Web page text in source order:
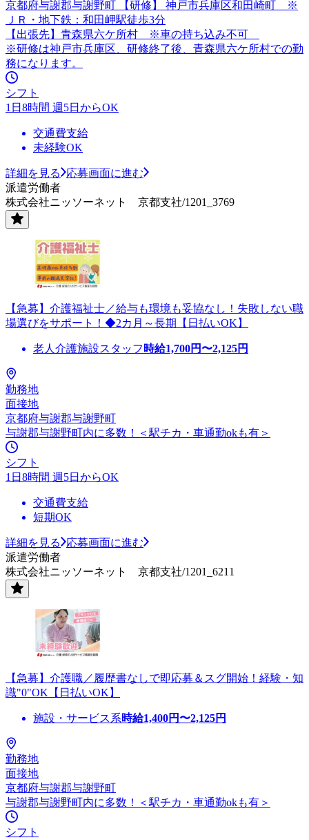
京都府与謝郡与謝野町 【研修】 神戸市兵庫区和田崎町 ※
ＪＲ・地下鉄：和田岬駅徒歩3分
【出張先】青森県六ケ所村 ※車の持ち込み不可
※研修は神戸市兵庫区、研修終了後、青森県六ケ所村での勤
務になります。
シフト
1日8時間 週5日からOK
交通費支給
未経験OK
詳細を見る
応募画面に進む
派遣労働者
株式会社ニッソーネット 京都支社/1201_3769
【急募】介護福祉士／給与も環境も妥協なし！失敗しない職
場選びをサポート！◆2カ月～長期【日払いOK】
老人介護施設スタッフ 時給1,700円〜2,125円
勤務地
面接地
京都府与謝郡与謝野町
与謝郡与謝野町内に多数！＜駅チカ・車通勤okも有＞
シフト
1日8時間 週5日からOK
交通費支給
短期OK
詳細を見る
応募画面に進む
派遣労働者
株式会社ニッソーネット 京都支社/1201_6211
【急募】介護職／履歴書なしで即応募＆スグ開始！経験・知
識"0"OK【日払いOK】
施設・サービス系時給1,400円〜2,125円
勤務地
面接地
京都府与謝郡与謝野町
与謝郡与謝野町内に多数！＜駅チカ・車通勤okも有＞
シフト